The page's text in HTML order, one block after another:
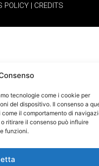
tecnologie come i cookie per
del dispositivo. Il consenso a
il comportamento di
ritirare il consenso può influire
funzioni.
POLICY | CREDITS